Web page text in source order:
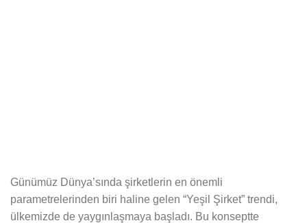
Günümüz Dünya’sında şirketlerin en önemli
parametrelerinden biri haline gelen “Yeşil Şirket” trendi,
ülkemizde de yaygınlaşmaya başladı. Bu konseptte